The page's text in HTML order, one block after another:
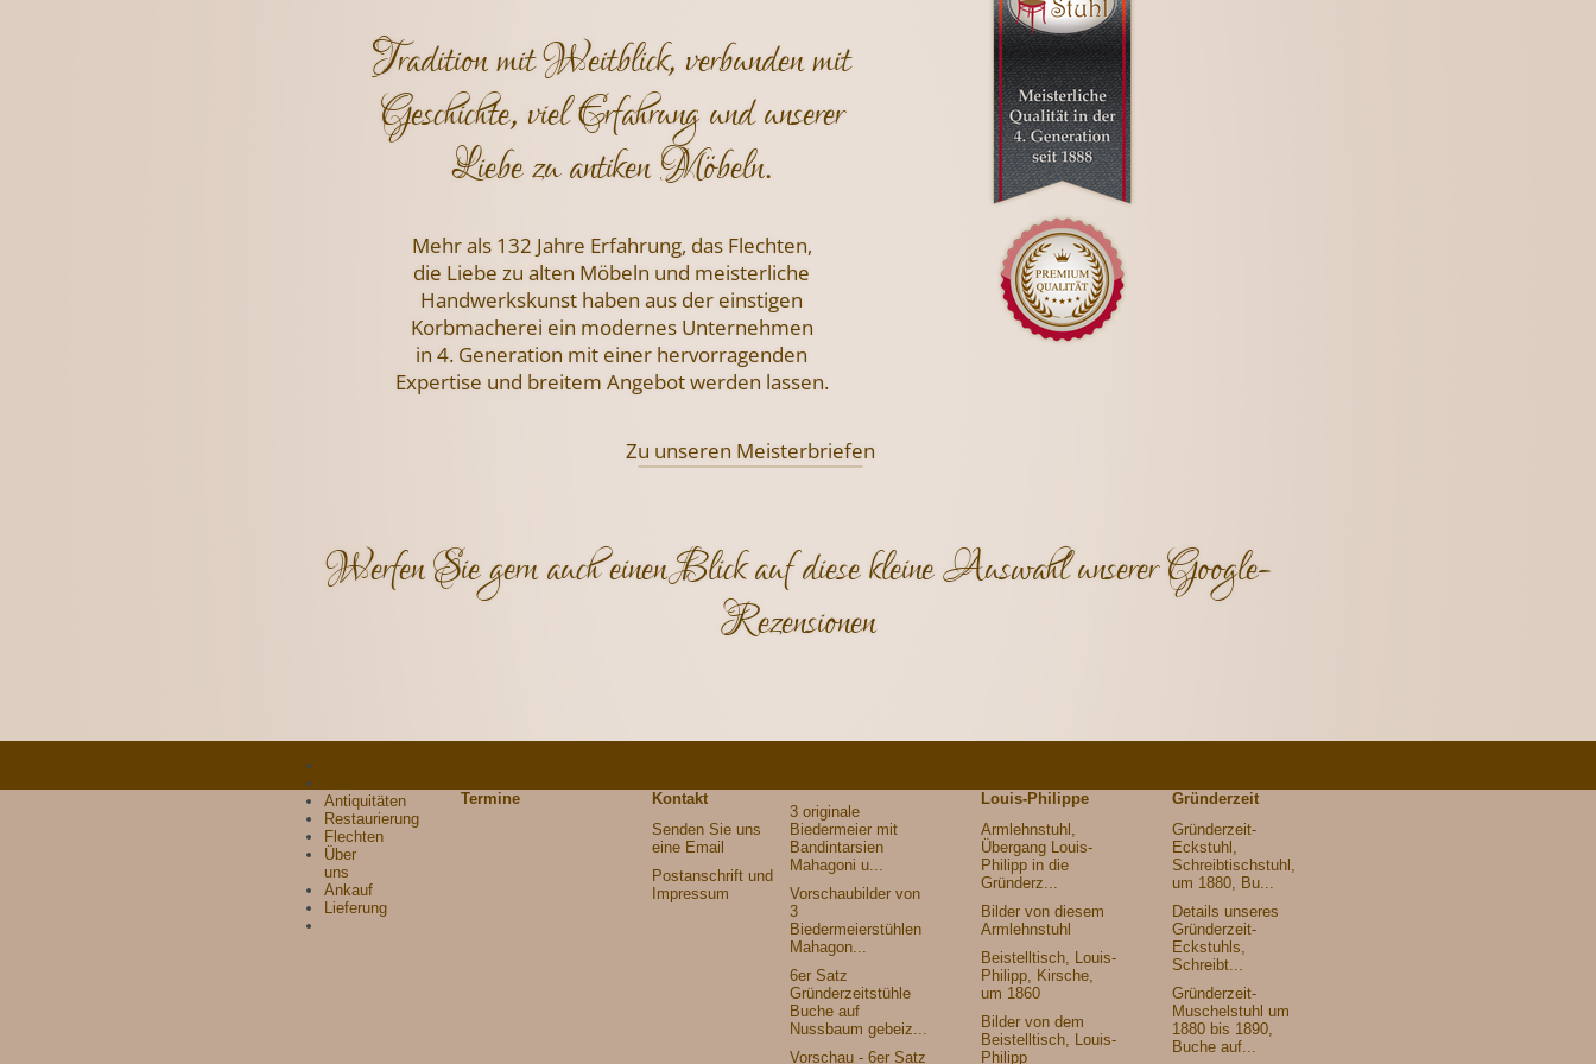
Tradition mit Weitblick, verbunden mit
Geschichte, viel Erfahrung und unserer
Liebe zu antiken Möbeln.
Mehr als 132 Jahre Erfahrung, das Flechten,
die Liebe zu alten Möbeln und meisterliche
Handwerkskunst haben aus der einstigen
Korbmacherei ein modernes Unternehmen
in 4. Generation mit einer hervorragenden
Expertise und breitem Angebot werden lassen.
Zu unseren Meisterbriefen
Werfen Sie gern auch einen Blick auf diese kleine Auswahl unserer Google-
Rezensionen
Antiquitäten
Restaurierung
Flechten
Über
uns
Ankauf
Lieferung
Termine
Kontakt
Senden Sie uns
eine Email
Postanschrift und
Impressum
3 originale
Biedermeier mit
Bandintarsien
Mahagoni u...
Vorschaubilder von
3
Biedermeierstühlen
Mahagon...
6er Satz
Gründerzeitstühle
Buche auf
Nussbaum gebeiz...
Vorschau - 6er Satz
Louis-Philippe
Armlehnstuhl,
Übergang Louis-
Philipp in die
Gründerz...
Bilder von diesem
Armlehnstuhl
Beistelltisch, Louis-
Philipp, Kirsche,
um 1860
Bilder von dem
Beistelltisch, Louis-
Philipp
Gründerzeit
Gründerzeit-
Eckstuhl,
Schreibtischstuhl,
um 1880, Bu...
Details unseres
Gründerzeit-
Eckstuhls,
Schreibt...
Gründerzeit-
Muschelstuhl um
1880 bis 1890,
Buche auf...